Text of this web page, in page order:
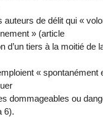
auteurs de délit qui «
» (article
d’un tiers à la moitié de
« spontanément
dommageables ou
6).